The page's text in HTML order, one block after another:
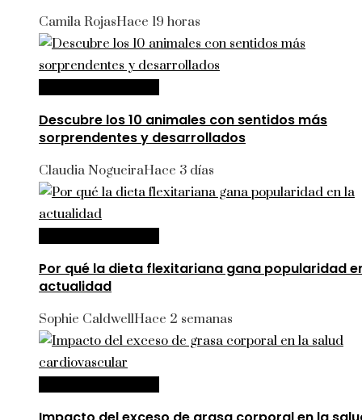
Camila RojasHace 19 horas
Descubre los 10 animales con sentidos más
sorprendentes y desarrollados
Claudia NogueiraHace 3 días
Por qué la dieta flexitariana gana popularidad
actualidad
Sophie CaldwellHace 2 semanas